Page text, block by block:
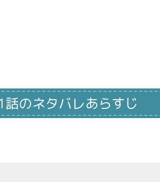
のネタバレあらすじ